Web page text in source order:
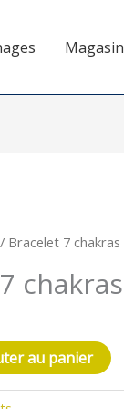
Magasin
/ Bracelet 7 chakras
chakras
au panier